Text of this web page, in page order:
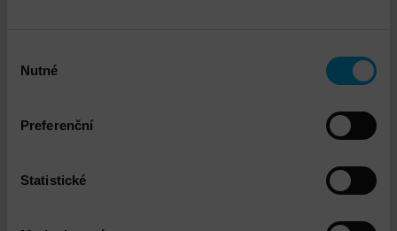
souhlasu
Nutné
Preferenční
Statistické
bezpečnostních hrozeb, projektovým
vše v rámci našich profesionálních služeb, které
poskytujeme pod hlavičkou ServiceHUB. Přehled
pravidelně aktualizujeme právě zde.